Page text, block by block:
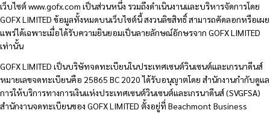
เว็บไซต์www.gofx.com เป็นส่วนหนึ่ง รวมถึงดำเนินงานและบริหารจัดการโดย
GOFX LIMITED ข้อมูลทั้งหมดบนเว็บไซต์นี้ สงวนลิขสิทธิ์ สามารถคัดลอกหรือเผย
แพร่ได้เฉพาะเมื่อได้รับความยินยอมเป็นลายลักษณ์อักษรจาก GOFX LIMITED
เท่านั้น
GOFX LIMITED เป็นบริษัทจดทะเบียนในประเทศเซนต์วินเซนต์และเกรนาดีนส์
หมายเลขจดทะเบียนคือ 25865 BC 2020 ได้รับอนุญาตโดย สำนักงานกำกับดูแล
การให้บริการทางการเงินแห่งประเทศเซนต์วินเซนต์และเกรนาดีนส์ (SVGFSA)
สำนักงานจดทะเบียนของ GOFX LIMITED ตั้งอยู่ที่ Beachmont Business